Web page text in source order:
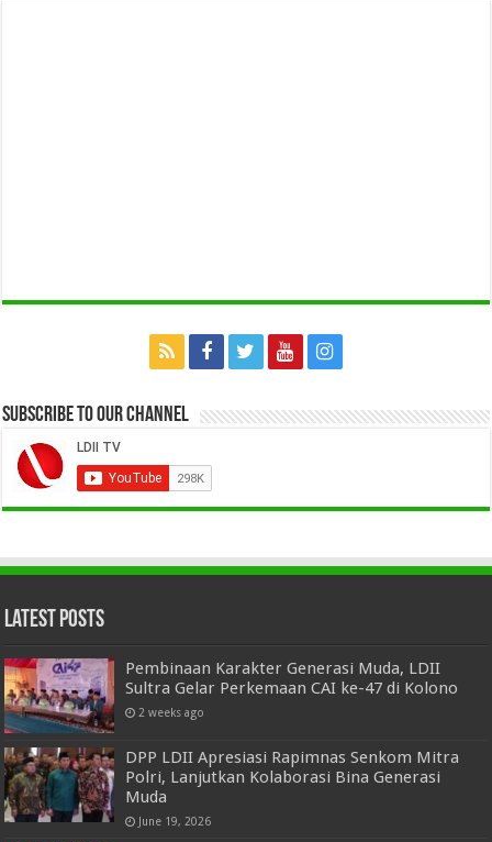
Subscribe to our Channel
Latest Posts
Pembinaan Karakter Generasi Muda, LDII
Sultra Gelar Perkemaan CAI ke-47 di Kolono
2 weeks ago
DPP LDII Apresiasi Rapimnas Senkom Mitra
Polri, Lanjutkan Kolaborasi Bina Generasi
Muda
June 19, 2026